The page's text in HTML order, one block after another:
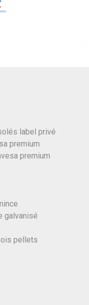
label privé
premium
premium
galvanisé
pellets